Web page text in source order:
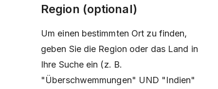
Region (optional)
Um einen bestimmten Ort zu finden,
geben Sie die Region oder das Land in
Ihre Suche ein (z. B.
"Überschwemmungen" UND "Indien"